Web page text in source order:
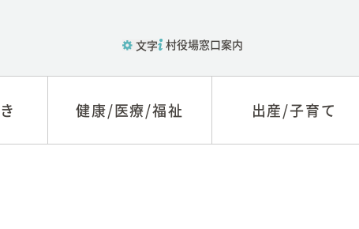
文字 村役場窓口案内
健康/医療/福祉 出産/子育て
健康/医療/福祉 出産/子育て